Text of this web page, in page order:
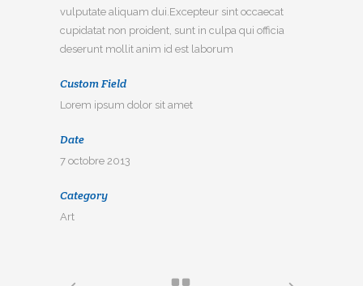
vulputate aliquam dui.Excepteur sint occaecat
cupidatat non proident, sunt in culpa qui officia
deserunt mollit anim id est laborum
Custom Field
Lorem ipsum dolor sit amet
Date
7 octobre 2013
Category
Art